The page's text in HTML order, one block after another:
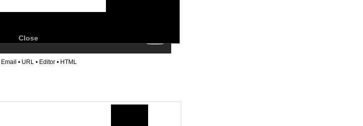
Close
Email • URL • Editor • HTML